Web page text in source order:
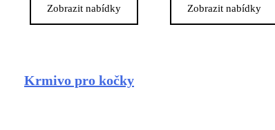
Zobrazit nabídky Zobrazit nabídky
Krmivo pro kočky